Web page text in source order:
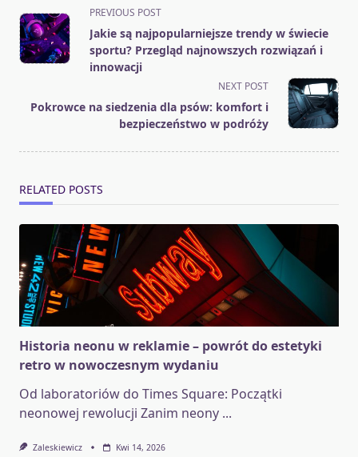
<span
class="nav-
subtitle
screen-
text">Page</span>
PREVIOUS POST
Jakie są najpopularniejsze trendy w świecie
sportu? Przegląd najnowszych rozwiązań i
innowacji
NEXT POST
Pokrowce na siedzenia dla psów: komfort i
bezpieczeństwo w podróży
RELATED POSTS
Historia neonu w reklamie – powrót do estetyki
retro w nowoczesnym wydaniu
Od laboratoriów do Times Square: Początki
neonowej rewolucji Zanim neony ...
Zaleskiewicz Kwi 14, 2026